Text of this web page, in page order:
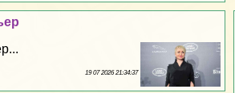
19 07 2026 21:34:37